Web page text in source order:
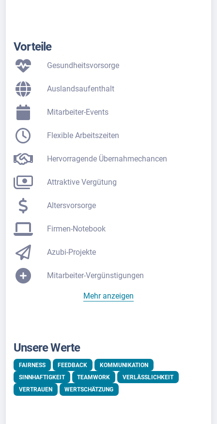
Vorteile
Gesundheitsvorsorge
Auslandsaufenthalt
Mitarbeiter-Events
Flexible Arbeitszeiten
Hervorragende Übernahmechancen
Attraktive Vergütung
Altersvorsorge
Firmen-Notebook
Azubi-Projekte
Mitarbeiter-Vergünstigungen
Mehr anzeigen
Unsere Werte
FAIRNESS FEEDBACK
KOMMUNIKATION
SINNHAFTIGKEIT
TEAMWORK
VERLÄSSLICHKEIT
VERTRAUEN
WERTSCHÄTZUNG